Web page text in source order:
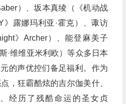
）、坂本真绫（《机动战
》露娜玛利亚·霍克）、诹访
》Archer）、能登麻美子
·维维亚米利欧）等众多日本
的声优控们备足福利。作为
，狂霸酷炫的吉尔伽美什、
经历了残酷命运的圣女贞